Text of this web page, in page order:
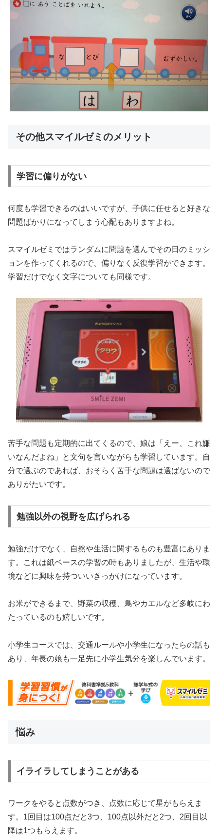
その他スマイルゼミのメリット
学習に偏りがない
何度も学習できるのはいいですが、子供に任せると好きな
問題ばかりになってしまう心配もありますよね。
スマイルゼミではランダムに問題を選んでその日のミッシ
ョンを作ってくれるので、偏りなく反復学習ができます。
学習だけでなく文字についても同様です。
苦手な問題も定期的に出てくるので、娘は「えー、これ嫌
いなんだよね」と文句を言いながらも学習しています。自
分で選ぶのであれば、おそらく苦手な問題は選ばないので
ありがたいです。
勉強以外の視野を広げられる
勉強だけでなく、自然や生活に関するものも豊富にありま
す。これは紙ベースの学習の時もありましたが、生活や環
境などに興味を持ついいきっかけになっています。
お米ができるまで、野菜の収穫、鳥やカエルなど多岐にわ
たっているのも嬉しいです。
小学生コースでは、交通ルールや小学生になったらの話も
あり、年長の娘も一足先に小学生気分を楽しんでいます。
悩み
イライラしてしまうことがある
ワークをやると点数がつき、点数に応じて星がもらえま
す。1回目は100点だと3つ、100点以外だと2つ、2回目以
降は1つもらえます。